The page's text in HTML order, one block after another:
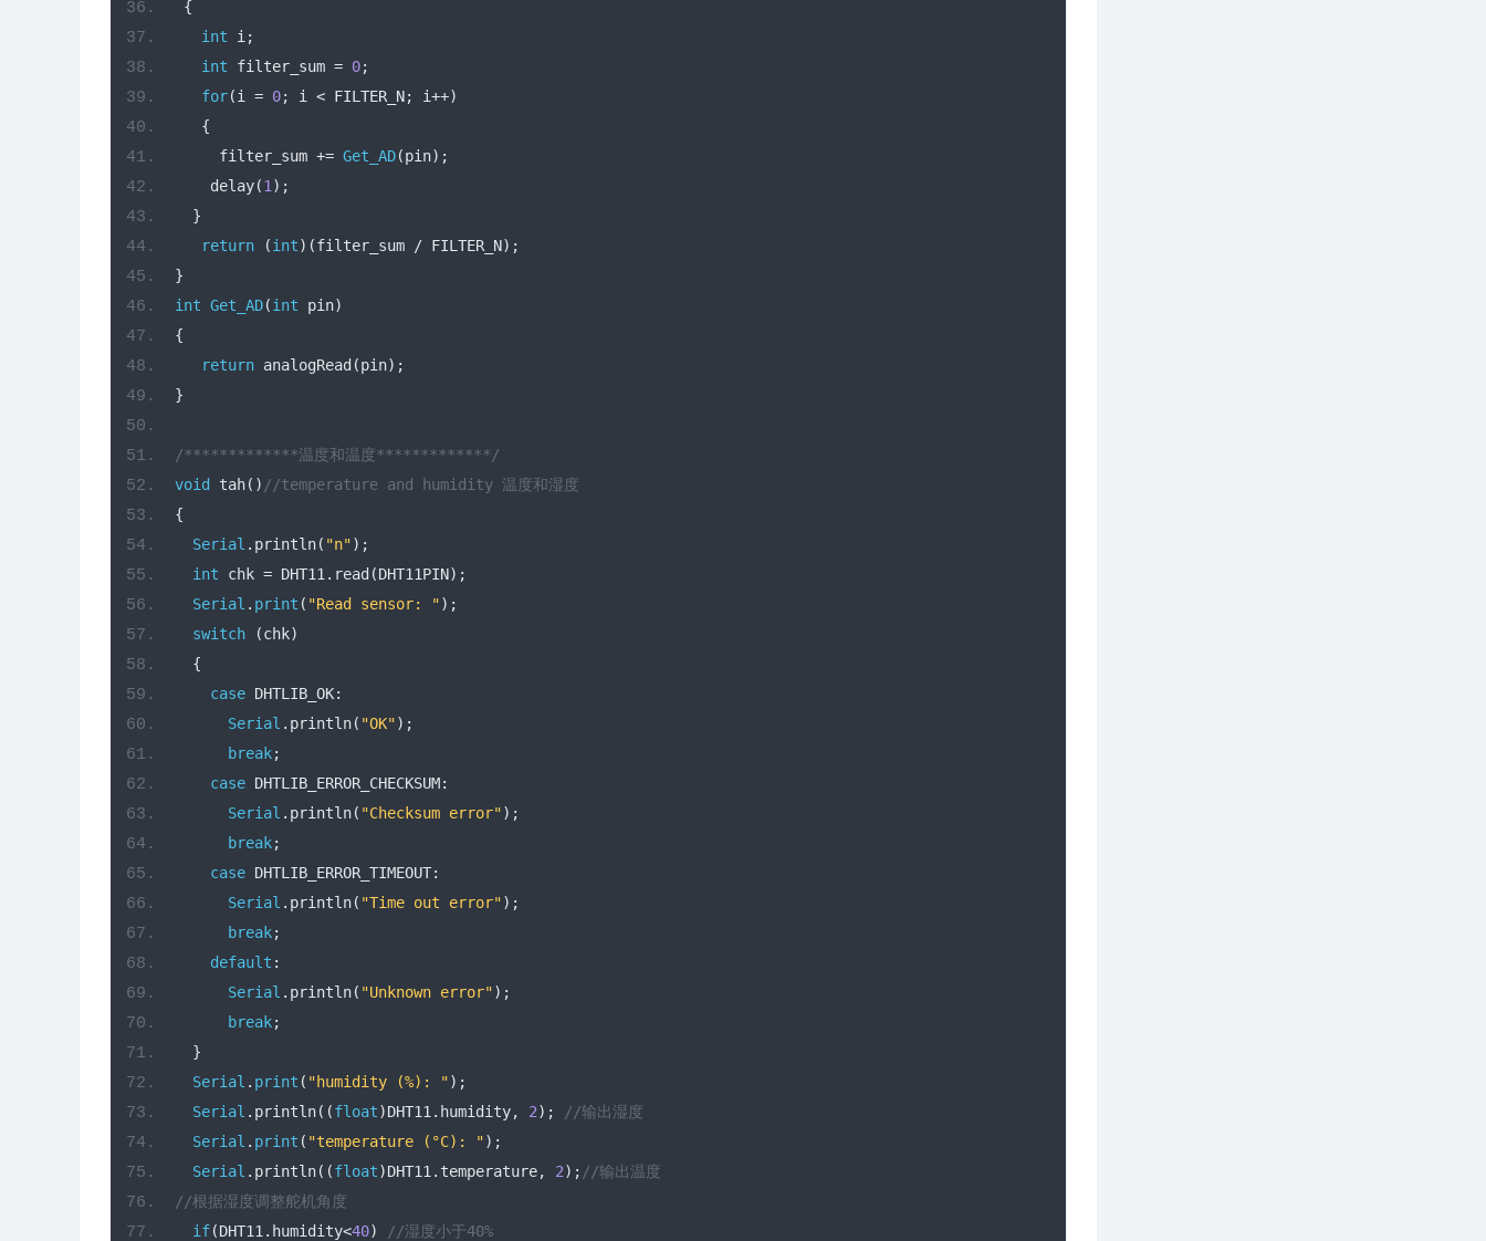
{
int i ;
int filter_sum = 0;
for(i = 0; i < FILTER_N; i++)
{
     filter_sum
+= Get_AD(pin);
    delay
(1 );
}
return
(int)(filter_sum / FILTER_N);
}
int Get_AD(int pin)
{
return analogRead (pin);
}
/*************温度和温度*************/
void tah() //temperature and humidity 温度和湿度
{
Serial . println( "n");
int chk = DHT11 . read (DHT11PIN);
Serial . print ( "Read sensor: ");
switch
(chk)
{
case DHTLIB_OK:
Serial . println( "OK");
break;
case DHTLIB_ERROR_CHECKSUM:
Serial . println( "Checksum error");
break;
case DHTLIB_ERROR_TIMEOUT:
Serial . println( "Time out error");
break;
default :
Serial . println( "Unknown error");
break;
}
Serial . print ( "humidity (%): ");
Serial . println((float)DHT11 . humidity, 2);
//输出湿度
Serial . print ( "temperature (°C): ");
Serial . println((float)DHT11 . temperature, 2); //输出温度
//根据湿度调整舵机角度
if(DHT11 . humidity<40)
//湿度小于40%